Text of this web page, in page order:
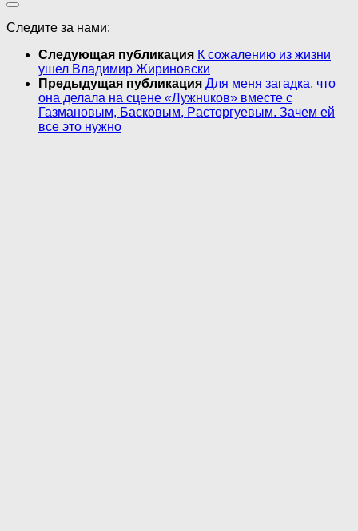
Следите за нами:
Следующая публикация К сожалению из жизни
ушел Владимир Жириновски
Предыдущая публикация Для меня загадка, что
она делала на сцене «Лyжнuков» вместе с
Газмановым, Бacкoвым, Pacтоpгyeвым. Зачем ей
все это нужно